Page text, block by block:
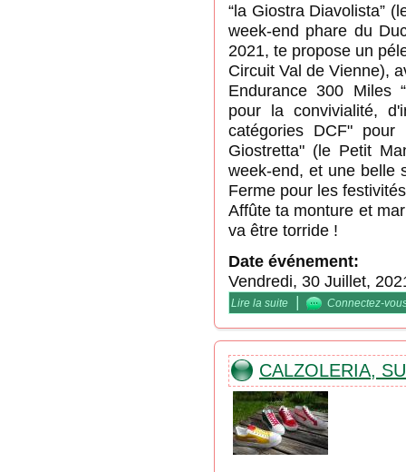
“la Giostra Diavolista”
week-end phare du
2021, te propose un
Circuit Val de Vienne),
Endurance 300 Miles
pour la convivialité,
catégories DCF" pour
Giostretta" (le Petit
week-end, et une belle
Ferme pour les
Affûte ta monture et
va être torride !
Date événement:
Vendredi, 30 Juillet,
Lire la suite de Vitesse DCF / "la
Connectez-
CALZOLERIA,